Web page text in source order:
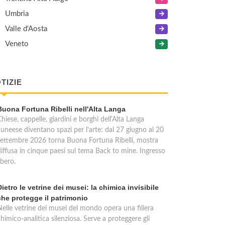
Umbria
Valle d'Aosta
Veneto
Fortuna Ribelli nell'Alta Langa
cappelle, giardini e borghi dell'Alta Langa
diventano spazi per l'arte: dal 27 giugno al 20
2026 torna Buona Fortuna Ribelli, mostra
in cinque paesi sul tema Back to mine. Ingresso
le vetrine dei musei: la chimica invisibile
protegge il patrimonio
vetrine dei musei del mondo opera una filiera
analitica silenziosa. Serve a proteggere gli